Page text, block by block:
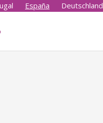
España Deutschland